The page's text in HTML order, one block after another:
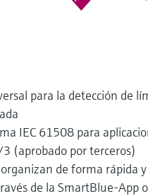
para la detección de
IEC 61508 para
(aprobado por terceros)
de forma rápida
de la SmartBlue-App o